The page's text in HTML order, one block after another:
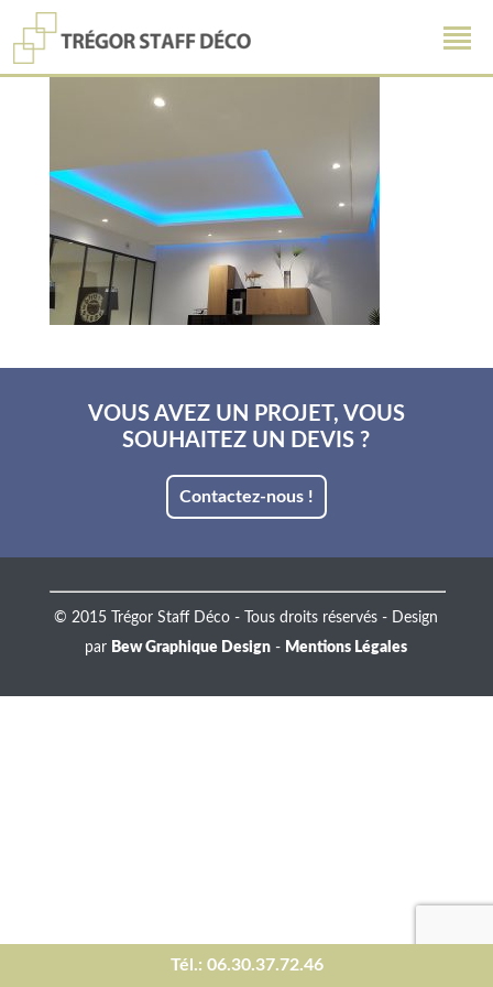
Tél.: 06.30.37.72.46
VOUS AVEZ UN PROJET, VOUS
SOUHAITEZ UN DEVIS ?
Contactez-nous !
© 2015 Trégor Staff Déco - Tous droits réservés - Design
par Bew Graphique Design - Mentions Légales